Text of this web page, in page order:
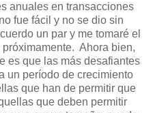
anuales en transacciones
fue fácil y no se dio sin
un par y me tomaré el
Ahora bien,
es que las más desafiantes
un período de crecimiento
que han de permitir que
que deben permitir